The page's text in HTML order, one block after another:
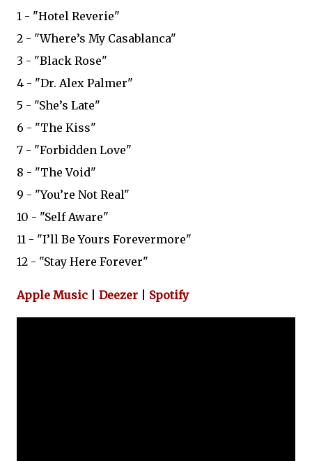
1 - "Hotel Reverie"
2 - "Where’s My Casablanca"
3 - "Black Rose"
4 - "Dr. Alex Palmer"
5 - "She’s Late"
6 - "The Kiss"
7 - "Forbidden Love"
8 - "The Void"
9 - "You’re Not Real"
10 - "Self Aware"
11 - "I’ll Be Yours Forevermore"
12 - "Stay Here Forever"
Apple Music Deezer Spotify